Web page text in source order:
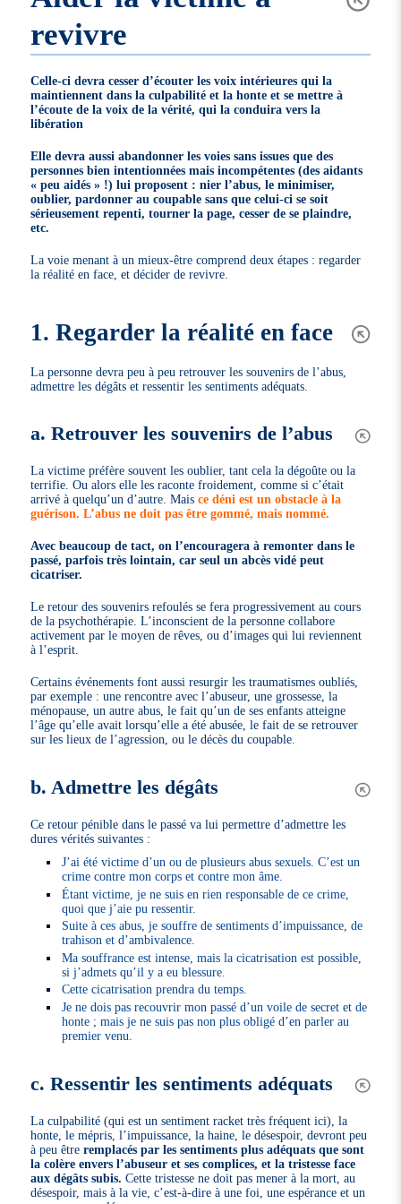
revivre
Celle-ci devra cesser d’écouter les voix intérieures qui la
maintiennent dans la culpabilité et la honte et se mettre à
l’écoute de la voix de la vérité, qui la conduira vers la
libération
Elle devra aussi abandonner les voies sans issues que des
personnes bien intentionnées mais incompétentes (des aidants
« peu aidés » !) lui proposent : nier l’abus, le minimiser,
oublier, pardonner au coupable sans que celui-ci se soit
sérieusement repenti, tourner la page, cesser de se plaindre,
etc.
La voie menant à un mieux-être comprend deux étapes : regarder
la réalité en face, et décider de revivre.
1. Regarder la réalité en face
La personne devra peu à peu retrouver les souvenirs de l’abus,
admettre les dégâts et ressentir les sentiments adéquats.
a. Retrouver les souvenirs de l’abus
La victime préfère souvent les oublier, tant cela la dégoûte ou la
terrifie. Ou alors elle les raconte froidement, comme si c’était
arrivé à quelqu’un d’autre. Maisce déni est un obstacle à la
guérison. L’abus ne doit pas être gommé, mais nommé.
Avec beaucoup de tact, on l’encouragera à remonter dans le
passé, parfois très lointain, car seul un abcès vidé peut
cicatriser.
Le retour des souvenirs refoulés se fera progressivement au cours
de la psychothérapie. L’inconscient de la personne collabore
activement par le moyen de rêves, ou d’images qui lui reviennent
à l’esprit.
Certains événements font aussi resurgir les traumatismes oubliés,
par exemple : une rencontre avec l’abuseur, une grossesse, la
ménopause, un autre abus, le fait qu’un de ses enfants atteigne
l’âge qu’elle avait lorsqu’elle a été abusée, le fait de se retrouver
sur les lieux de l’agression, ou le décès du coupable.
b. Admettre les dégâts
Ce retour pénible dans le passé va lui permettre d’admettre les
dures vérités suivantes :
J’ai été victime d’un ou de plusieurs abus sexuels. C’est un
crime contre mon corps et contre mon âme.
Étant victime, je ne suis en rien responsable de ce crime,
quoi que j’aie pu ressentir.
Suite à ces abus, je souffre de sentiments d’impuissance, de
trahison et d’ambivalence.
Ma souffrance est intense, mais la cicatrisation est possible,
si j’admets qu’il y a eu blessure.
Cette cicatrisation prendra du temps.
Je ne dois pas recouvrir mon passé d’un voile de secret et de
honte ; mais je ne suis pas non plus obligé d’en parler au
premier venu.
c. Ressentir les sentiments adéquats
La culpabilité (qui est un sentiment racket très fréquent ici), la
honte, le mépris, l’impuissance, la haine, le désespoir, devront peu
à peu êtreremplacés par les sentiments plus adéquats que sont
la colère envers l’abuseur et ses complices, et la tristesse face
aux dégâts subis. Cette tristesse ne doit pas mener à la mort, au
désespoir, mais à la vie, c’est-à-dire à une foi, une espérance et un